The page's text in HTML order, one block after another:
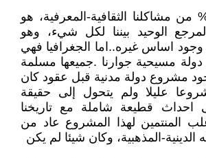
المقصود بـ 100% من مشاكلنا الثقافية-المعرفية، هو
الوحيد بيننا لكل شيء، وهو
اساس غيره..اما الجغرافيا فهي
دولة مسيحية جوارنا .جميعها مسلمة
مشروع دولة مدنية قبل عقود كان
عليلا ولم يتحول إلى حقيقة
احداث قطيعة شاملة مع تاريخنا
المنتمين لهذا المشروع عاد من
المذهبية، وكان شيئا لم يكن